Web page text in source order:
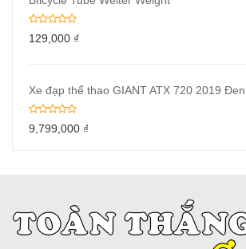
129,000 ₫
Xe đạp thể thao GIANT ATX 720 2019
9,799,000 ₫